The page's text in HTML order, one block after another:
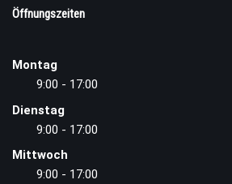
Öffnungszeiten
Montag
9:00 - 17:00
Dienstag
9:00 - 17:00
Mittwoch
9:00 - 17:00